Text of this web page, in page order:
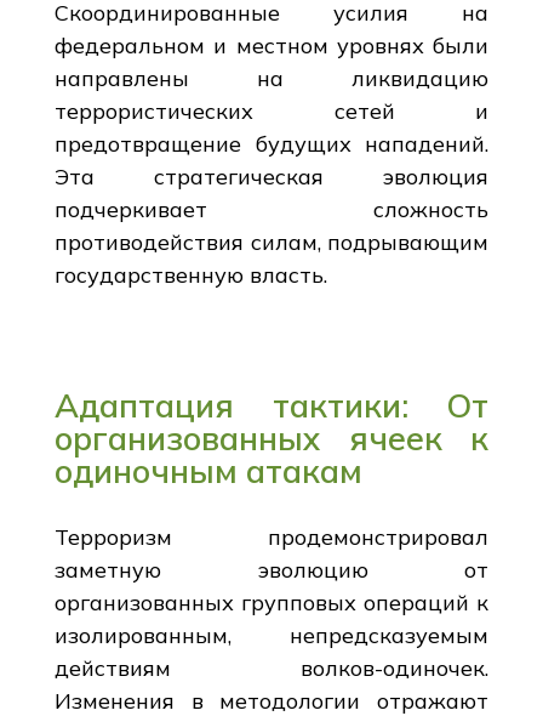
Скоординированные усилия на
федеральном и местном уровнях были
направлены на ликвидацию
террористических сетей и
предотвращение будущих нападений.
Эта стратегическая эволюция
подчеркивает сложность
противодействия силам, подрывающим
государственную власть.
Адаптация тактики: От
организованных ячеек к
одиночным атакам
Терроризм продемонстрировал
заметную эволюцию от
организованных групповых операций к
изолированным, непредсказуемым
действиям волков-одиночек.
Изменения в методологии отражают